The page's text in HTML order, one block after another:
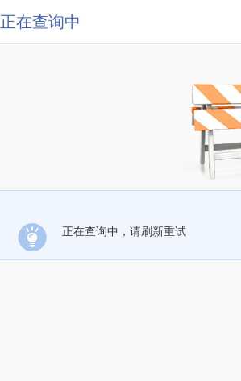
正在查询中
正在查询中，请刷新重试